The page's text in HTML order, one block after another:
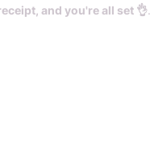
and you're all set 👌.